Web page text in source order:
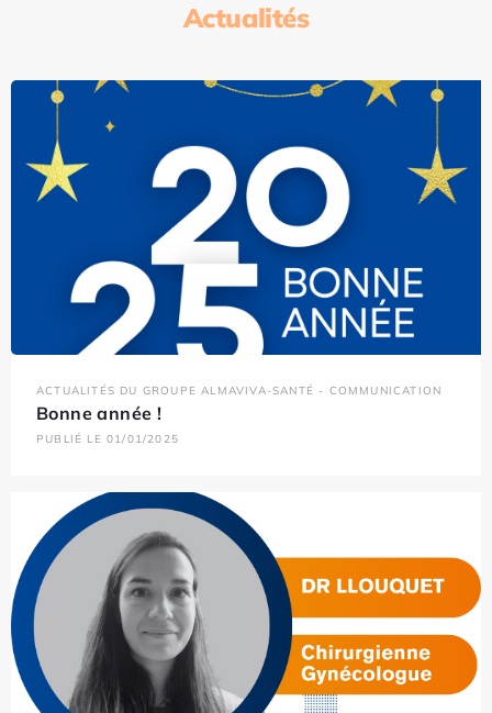
Actualités
ACTUALITÉS DU GROUPE ALMAVIVA-SANTÉ - COMMUNICATION
Bonne année !
PUBLIÉ LE 01/01/2025